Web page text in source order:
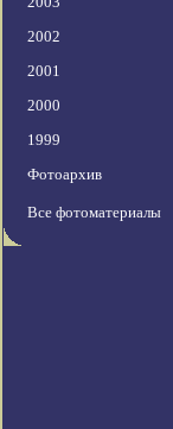
2002
2001
2000
1999
Фотоархив
Все фотоматериалы